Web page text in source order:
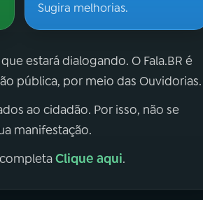
Sugira melhorias.
estará dialogando. O Fala.BR é
pública, por meio das Ouvidorias.
ao cidadão. Por isso, não se
manifestação.
Clique aqui.